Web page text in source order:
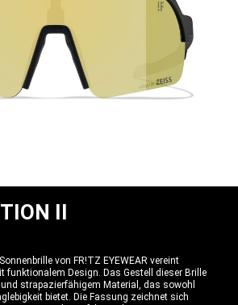
II
von FR!TZ EYEWEAR vereint
funktionalem Design. Das Gestell dieser Brille
strapazierfähigem Material, das sowohl
bietet. Die Fassung zeichnet sich